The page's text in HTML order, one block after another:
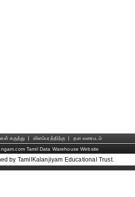
கருத்து | விளம்பரத்திற்கு |
தள வரைபடம்
Tamil Data Warehouse Website
by TamilKalanjiyam Educational Trust.